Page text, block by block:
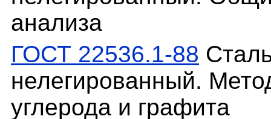
анализа
ГОСТ 22536.1-88
нелегированный.
углерода и графита